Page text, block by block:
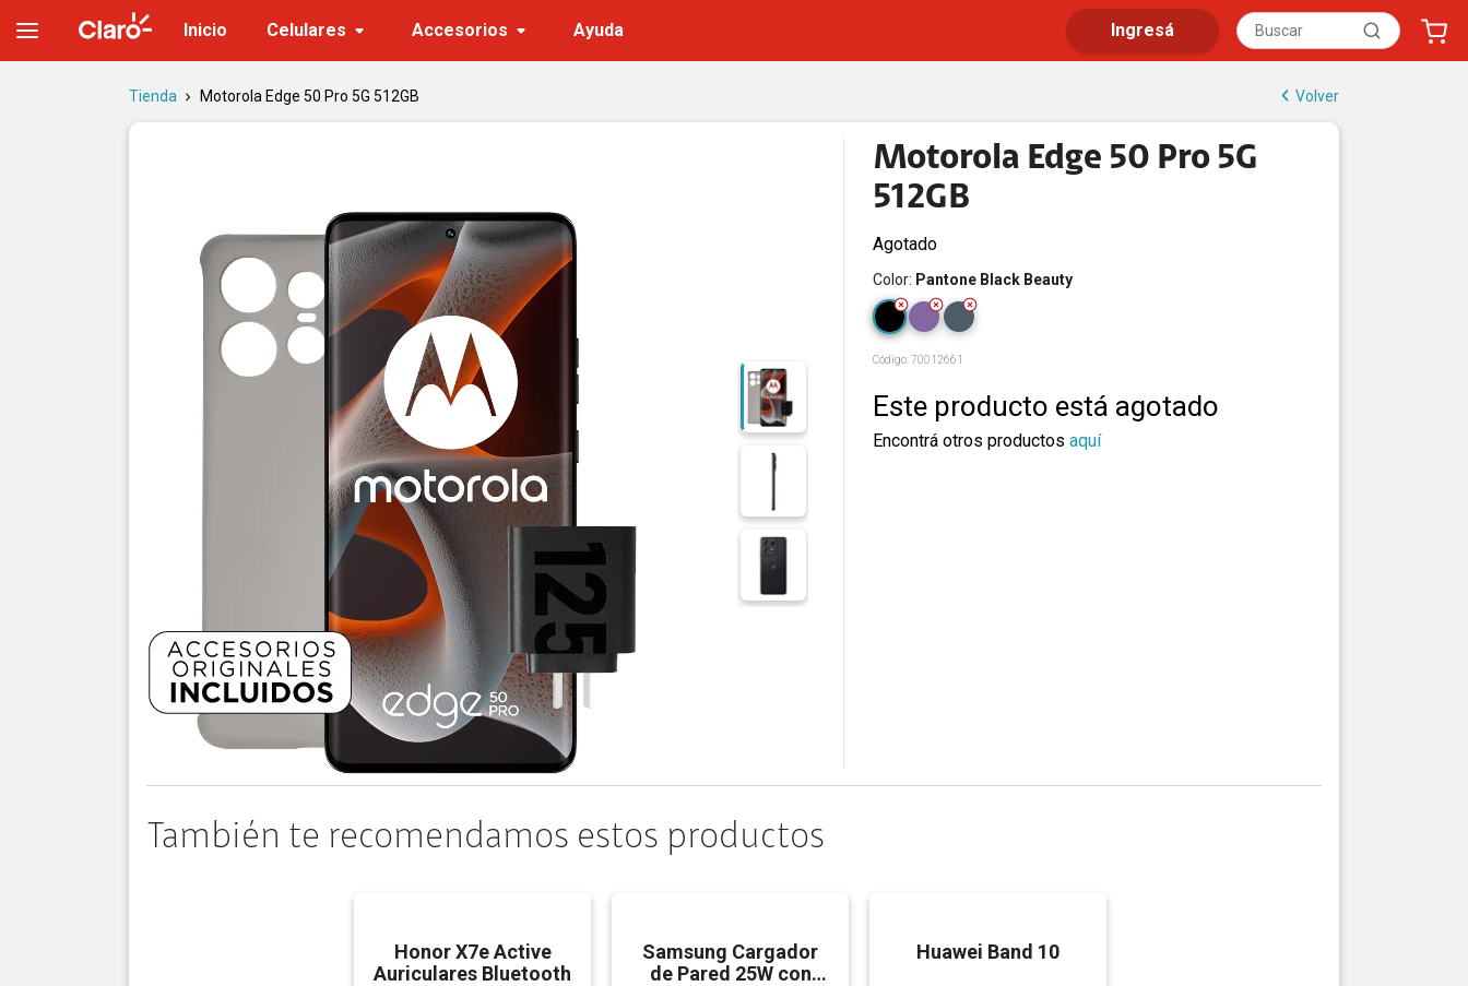
Inicio Celulares Accesorios Ayuda Ingresá
Tienda Motorola Edge 50 Pro 5G 512GB Volver
Motorola Edge 50 Pro 5G
512GB
Agotado
Color: Pantone Black Beauty
Código:70012661
Este producto está agotado
Encontrá otros productos aquí
También te recomendamos estos productos
Honor X7e Active
Auriculares Bluetooth
Samsung Cargador
de Pared 25W con
Huawei Band 10
Motorola Edge 50 Pro 5G 512GB | Tienda Claro